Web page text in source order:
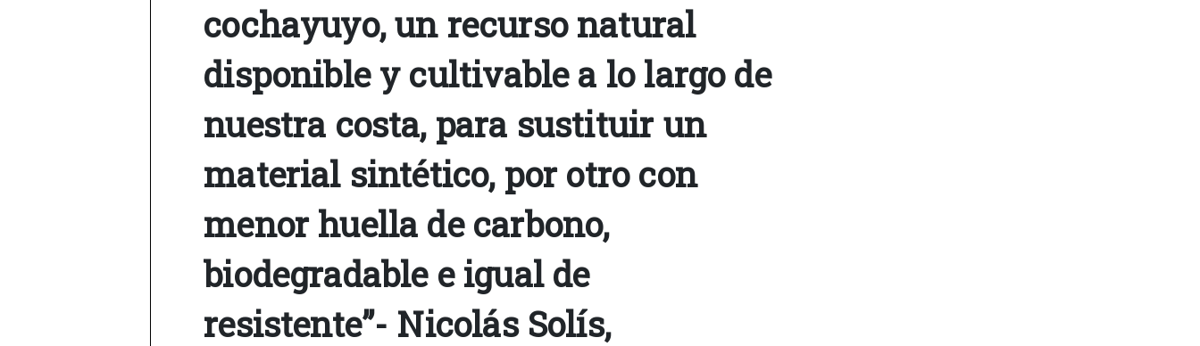
cochayuyo, un recurso natural
disponible y cultivable a lo largo de
nuestra costa, para sustituir un
material sintético, por otro con
menor huella de carbono,
biodegradable e igual de
resistente”- Nicolás Solís,